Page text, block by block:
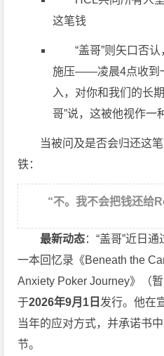
这笔钱
“盖哥”则矢口否
施压——凌晨4点收到
入，对你和我们的长
哥”说，这被他视作一
当被问及是否会归还这
铁：
“不。我不会把钱还给
最新动态：“盖哥”近日
一本回忆录《Beneath the
Anxiety Poker Journey》（
于2026年9月1日发行。他在
当年的应对方式，并承诺书
节。